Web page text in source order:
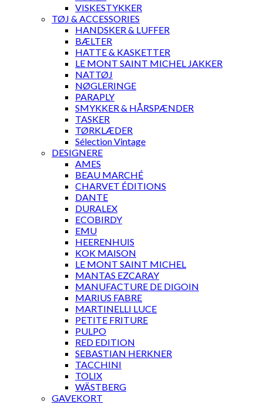
VISKESTYKKER
TØJ & ACCESSORIES
HANDSKER & LUFFER
BÆLTER
HATTE & KASKETTER
LE MONT SAINT MICHEL JAKKER
NATTØJ
NØGLERINGE
PARAPLY
SMYKKER & HÅRSPÆNDER
TASKER
TØRKLÆDER
Sélection Vintage
DESIGNERE
AMES
BEAU MARCHÉ
CHARVET ÉDITIONS
DANTE
DURALEX
ECOBIRDY
EMU
HEERENHUIS
KOK MAISON
LE MONT SAINT MICHEL
MANTAS EZCARAY
MANUFACTURE DE DIGOIN
MARIUS FABRE
MARTINELLI LUCE
PETITE FRITURE
PULPO
RED EDITION
SEBASTIAN HERKNER
TACCHINI
TOLIX
WÄSTBERG
GAVEKORT